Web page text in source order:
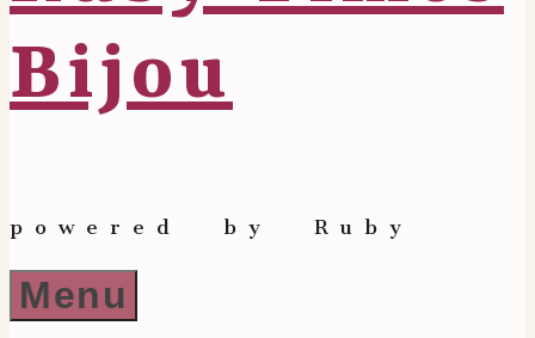
Bijou
powered by Ruby
Menu